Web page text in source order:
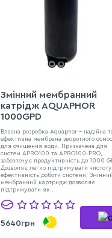
Змінний мембранний
катрідж AQUAPHOR
1000GPD
Власна розробка Aquaphor – надійна
ефективна мембрана зворотного
для очищення води. Призначена для
систем APRO100 та APRO100-PRO,
забезпечує продуктивність до 1000
Дозволяє легко підтримувати чистоту
ефективність роботи системи. Змінний
мембранний картридж дозволяє
підтримувати як..
5640грн